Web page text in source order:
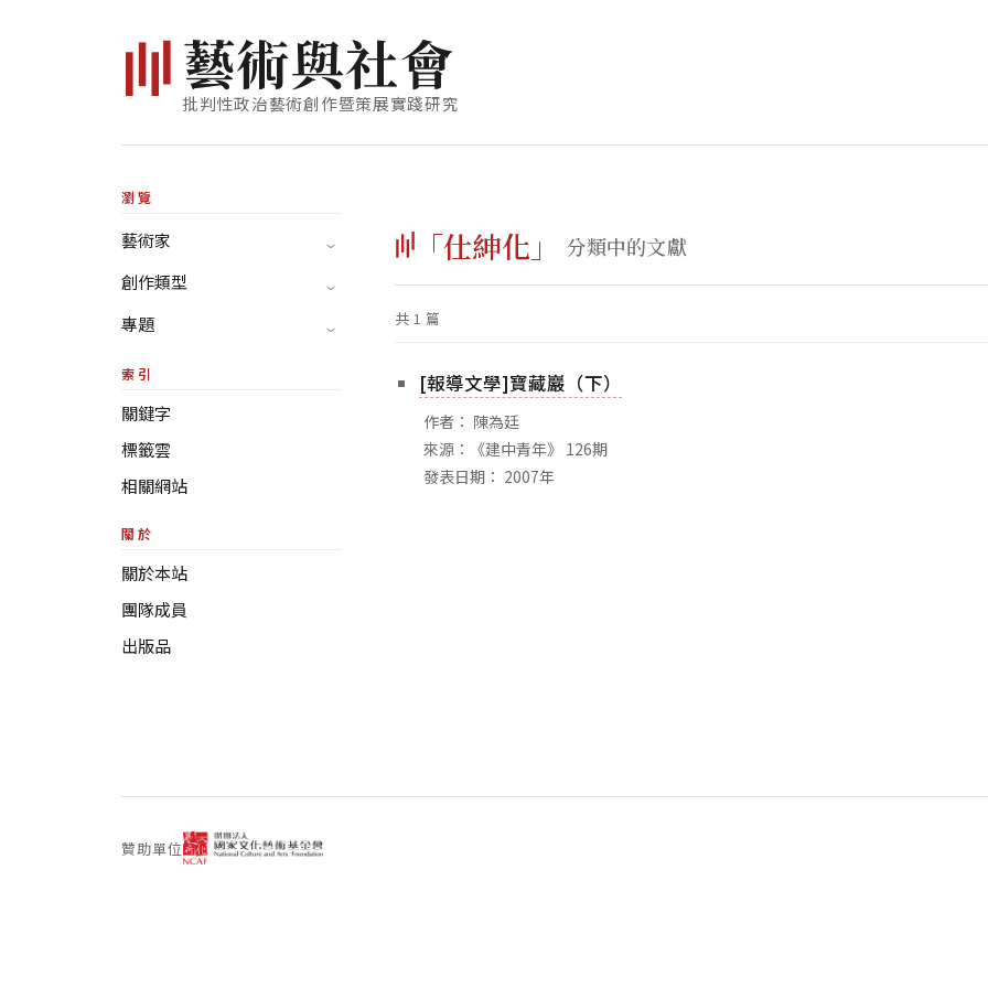
藝術與社會
批判性政治藝術創作暨策展實踐研究
瀏覽
藝術家
創作類型
專題
索引
關鍵字
標籤雲
相關網站
關於
關於本站
團隊成員
出版品
「仕紳化」 分類中的文獻
共 1 篇
[報導文學]寶藏巖（下）
作者： 陳為廷
來源：《建中青年》 126期
發表日期： 2007年
贊助單位